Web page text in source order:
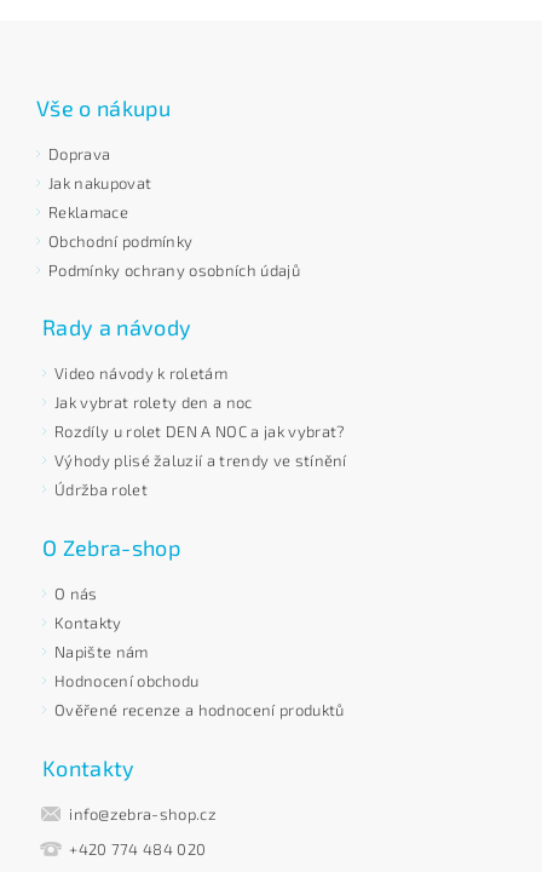
Vše o nákupu
Doprava
Jak nakupovat
Reklamace
Obchodní podmínky
Podmínky ochrany osobních údajů
Rady a návody
Video návody k roletám
Jak vybrat rolety den a noc
Rozdíly u rolet DEN A NOC a jak vybrat?
Výhody plisé žaluzií a trendy ve stínění
Údržba rolet
O Zebra-shop
O nás
Kontakty
Napište nám
Hodnocení obchodu
Ověřené recenze a hodnocení produktů
Kontakty
info@zebra-shop.cz
+420 774 484 020